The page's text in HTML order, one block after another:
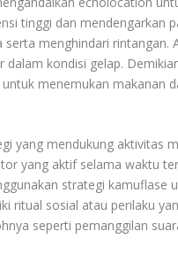
tinggi dan mendengarkan
menghindari rintangan.
kondisi gelap.
menemukan makanan
yang mendukung aktivitas
yang aktif selama waktu
strategi kamuflase
ritual sosial atau perilaku
seperti pemanggilan